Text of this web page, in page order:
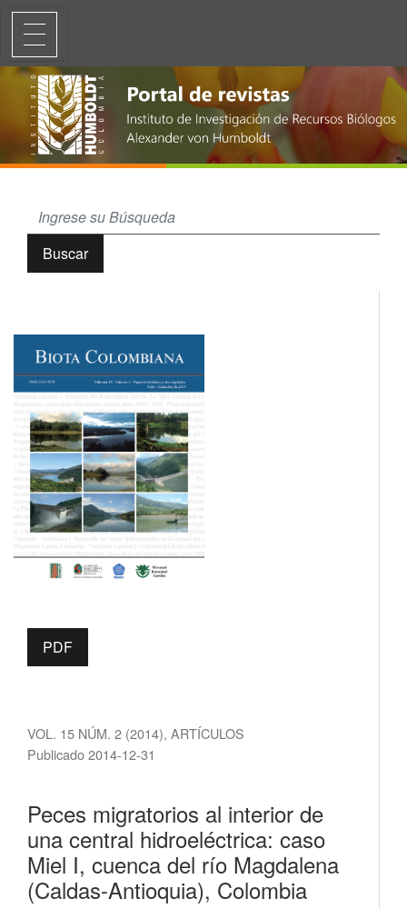
Peces migratorios al interior de una central hidroeléctrica: caso Miel
Buscar
VOL. 15 NÚM. 2 (2014), ARTÍCULOS
Peces migratorios al interior de
una central hidroeléctrica: caso
Miel I, cuenca del río Magdalena
(Caldas-Antioquia), Colombia
Publicado 2014-12-31
PDF